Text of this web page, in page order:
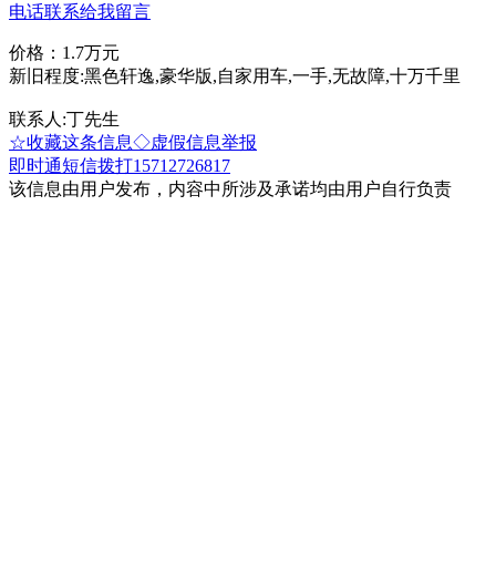
电话联系给我留言
价格：1.7万元
新旧程度:黑色轩逸,豪华版,自家用车,一手,无故障,十万千里
联系人:丁先生
☆收藏这条信息◇虚假信息举报
即时通短信拨打15712726817
该信息由用户发布，内容中所涉及承诺均由用户自行负责